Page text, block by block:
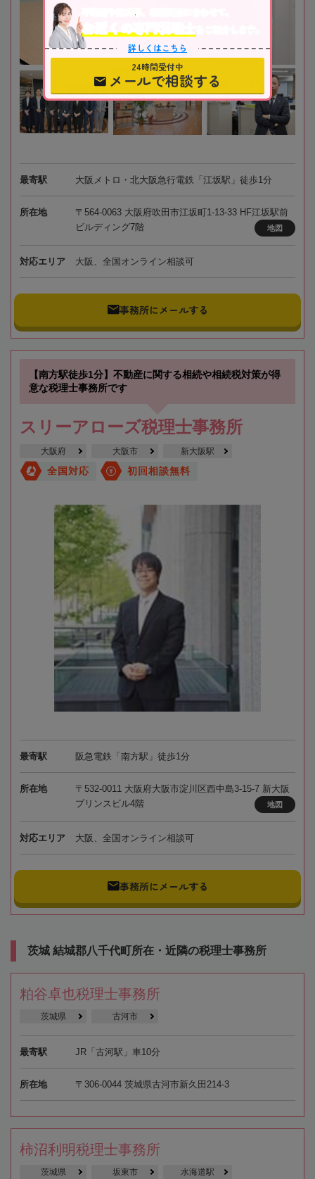
最寄駅 大阪メトロ・北大阪急行電鉄「江坂駅」徒歩1分
所在地
〒564-0063 大阪府吹田市江坂町1-13-33 HF江坂駅前
ビルディング7階
地図
対応エリア 大阪、全国オンライン相談可
事務所にメールする
【南方駅徒歩1分】不動産に関する相続や相続税対策が得
意な税理士事務所です
スリーアローズ税理士事務所
大阪府 大阪市 新大阪駅
全国対応 初回相談無料
最寄駅 阪急電鉄「南方駅」徒歩1分
所在地
〒532-0011 大阪府大阪市淀川区西中島3-15-7 新大阪
プリンスビル4階
地図
対応エリア 大阪、全国オンライン相談可
事務所にメールする
茨城 結城郡八千代町所在・近隣の税理士事務所
粕谷卓也税理士事務所
茨城県 古河市
最寄駅 JR「古河駅」車10分
所在地 〒306-0044 茨城県古河市新久田214-3
柿沼利明税理士事務所
茨城県 坂東市 水海道駅
不動産や株式等、相続資産に合わせて、
お近くの専門税理士
をご紹介します。
詳しくはこちら
24時間受付中
メールで相談する